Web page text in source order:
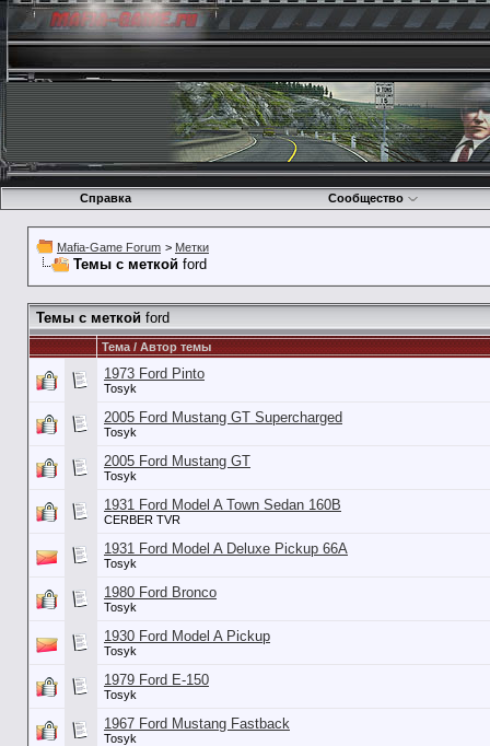
Справка Сообщество
Mafia-Game Forum > Метки
Темы с меткой ford
Темы с меткой ford
Тема / Автор темы
1973 Ford Pinto
Tosyk
2005 Ford Mustang GT Supercharged
Tosyk
2005 Ford Mustang GT
Tosyk
1931 Ford Model A Town Sedan 160B
CERBER TVR
1931 Ford Model A Deluxe Pickup 66A
Tosyk
1980 Ford Bronco
Tosyk
1930 Ford Model A Pickup
Tosyk
1979 Ford E-150
Tosyk
1967 Ford Mustang Fastback
Tosyk